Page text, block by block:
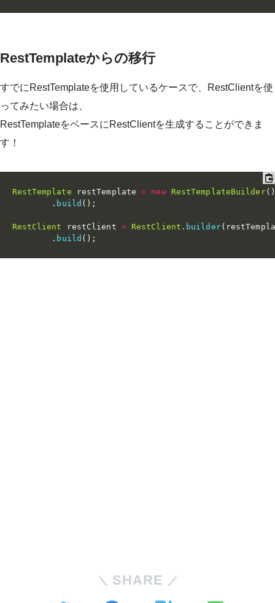
RestTemplateからの移行
すでにRestTemplateを使用しているケースで、RestClientを使
ってみたい場合は、
RestTemplateをベースにRestClientを生成することができま
す！
RestTemplate restTemplate = new RestTemplateBuilder( )
. build ( ) ;
RestClient restClient = RestClient . builder(
. build ( ) ;
SHARE